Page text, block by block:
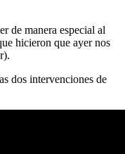
de manera especial al
hicieron que ayer nos
dos intervenciones de